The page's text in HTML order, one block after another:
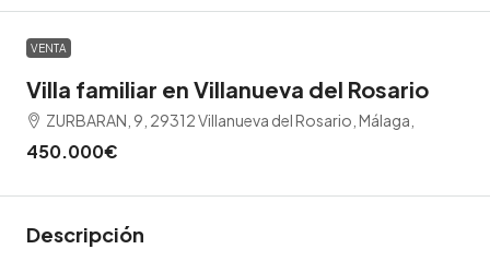
VENTA
Villa familiar en Villanueva del Rosario
ZURBARAN, 9, 29312 Villanueva del Rosario, Málaga,
450.000€
Descripción